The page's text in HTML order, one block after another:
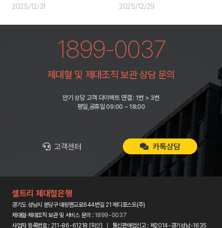
2025/12/31 2025/12/29
1899-0037
제대혈 및 제대조직 보관 상담 문의
만기 상담 고객 다이렉트 연결 : 1번 > 3번
평일,공휴일 09:00 ~ 18:00
고객센터 카톡상담
셀트리 제대혈은행
경기도 성남시 분당구 대왕판교로644번길 21 메디포스트(주)
제대혈·제대조직 보관 및 서비스 문의 : 1899-0037
사업자 등록번호 : 211-86-61218 [확인] | 통신판매업신고 : 제2014-경기성남-1635